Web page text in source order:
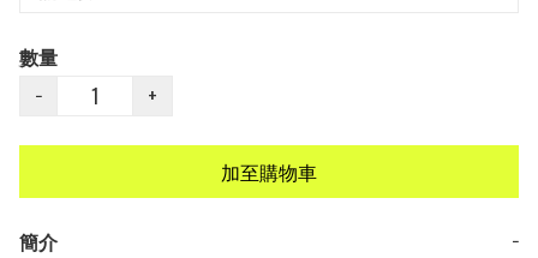
數量
−
+
加至購物車
簡介
−